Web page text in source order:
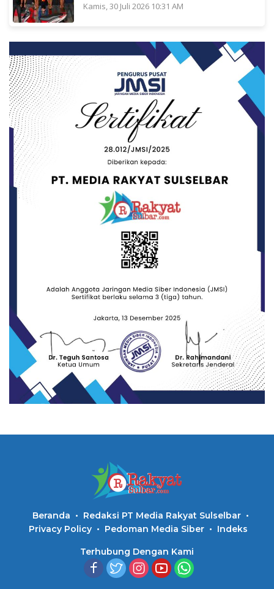
Kamis, 30 Juli 2026 10:31 AM
Beranda
Redaksi PT Media Rakyat Sulselbar
Privacy Policy
Pedoman Media Siber Indeks
Terhubung Dengan Kami